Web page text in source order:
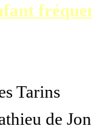
Tarins
de